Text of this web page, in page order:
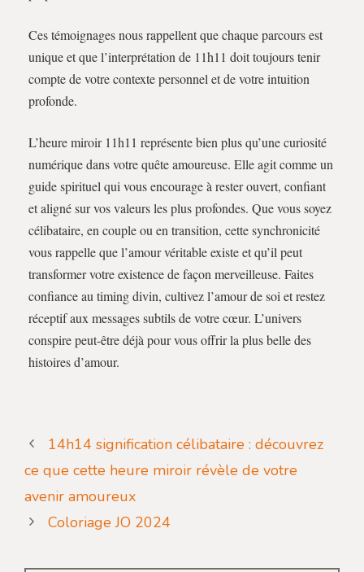
Ces témoignages nous rappellent que chaque parcours est
unique et que l’interprétation de 11h11 doit toujours tenir
compte de votre contexte personnel et de votre intuition
profonde.
L’heure miroir 11h11 représente bien plus qu’une curiosité
numérique dans votre quête amoureuse. Elle agit comme un
guide spirituel qui vous encourage à rester ouvert, confiant
et aligné sur vos valeurs les plus profondes. Que vous soyez
célibataire, en couple ou en transition, cette synchronicité
vous rappelle que l’amour véritable existe et qu’il peut
transformer votre existence de façon merveilleuse. Faites
confiance au timing divin, cultivez l’amour de soi et restez
réceptif aux messages subtils de votre cœur. L’univers
conspire peut-être déjà pour vous offrir la plus belle des
histoires d’amour.
14h14 signification célibataire : découvrez
ce que cette heure miroir révèle de votre
avenir amoureux
Coloriage JO 2024